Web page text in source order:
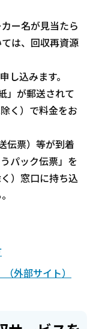
ー名が見当たら
は、回収再資源
し込みます。
」が郵送されて
く）で料金をお
伝票）等が到着
パック伝票」を
）窓口に持ち込
外部サイト）